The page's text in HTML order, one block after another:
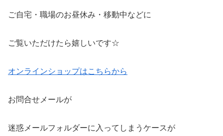
ご自宅・職場のお昼休み・移動中などに
ご覧いただけたら嬉しいです☆
オンラインショップはこちらから
お問合せメールが
迷惑メールフォルダーに入ってしまうケースが